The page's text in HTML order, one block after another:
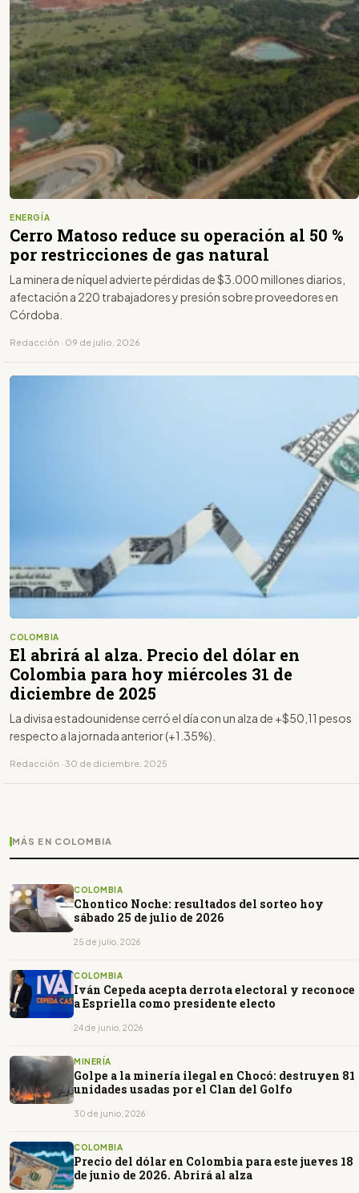
ENERGÍA
Cerro Matoso reduce su operación al 50 %
por restricciones de gas natural
La minera de níquel advierte pérdidas de $3.000 millones diarios,
afectación a 220 trabajadores y presión sobre proveedores en
Córdoba.
Redacción · 09 de julio, 2026
COLOMBIA
El abrirá al alza. Precio del dólar en
Colombia para hoy miércoles 31 de
diciembre de 2025
La divisa estadounidense cerró el día con un alza de +$50,11 pesos
respecto a la jornada anterior (+1.35%).
Redacción · 30 de diciembre, 2025
MÁS EN COLOMBIA
COLOMBIA
Chontico Noche: resultados del sorteo hoy
sábado 25 de julio de 2026
25 de julio, 2026
COLOMBIA
Iván Cepeda acepta derrota electoral y reconoce
a Espriella como presidente electo
24 de junio, 2026
MINERÍA
Golpe a la minería ilegal en Chocó: destruyen 81
unidades usadas por el Clan del Golfo
30 de junio, 2026
COLOMBIA
Precio del dólar en Colombia para este jueves 18
de junio de 2026. Abrirá al alza